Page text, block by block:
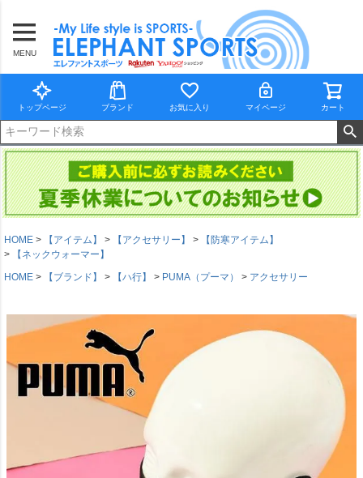
MENU
トップページ ブランド お気に入り マイページ カート
HOME 【アイテム】 【アクセサリー】
【防寒アイテム】
【ネックウォーマー】
HOME
【ブランド】 【ハ行】 PUMA（プーマ） アクセサリー